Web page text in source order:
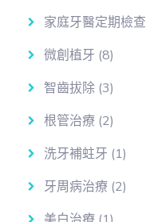
家庭牙醫定期檢查
微創植牙 (8)
智齒拔除 (3)
根管治療 (2)
洗牙補蛀牙 (1)
牙周病治療 (2)